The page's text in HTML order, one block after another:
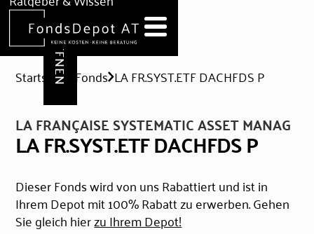
Hilfe & Formulare
DEPOT ERÖFFNEN
Startseite Fonds LA FR.SYST.ETF DACHFDS P
LA FRANÇAISE SYSTEMATIC ASSET MANAG
LA FR.SYST.ETF DACHFDS P
Dieser Fonds wird von uns Rabattiert und ist in
Ihrem Depot mit 100% Rabatt zu erwerben. Gehen
Sie gleich hierzu Ihrem Depot!